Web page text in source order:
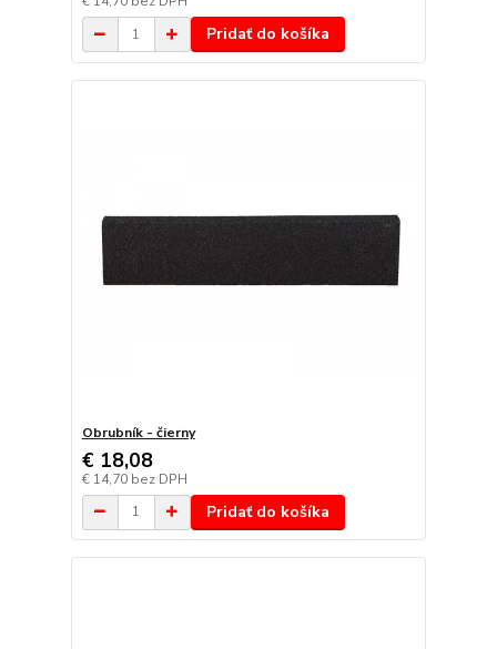
Pridať do košíka
Obrubník - čierny
€ 18,08
€ 14,70 bez DPH
Pridať do košíka